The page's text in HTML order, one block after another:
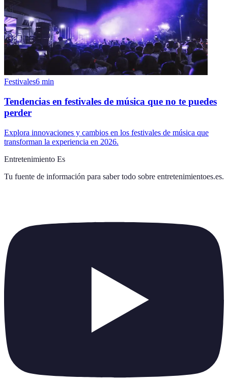
Festivales6 min
Tendencias en festivales de música que no te puedes
perder
Explora innovaciones y cambios en los festivales de música que
transforman la experiencia en 2026.
Entretenimiento Es
Tu fuente de información para saber todo sobre entretenimientoes.es.